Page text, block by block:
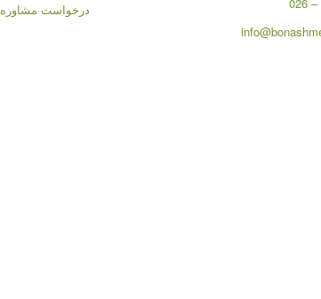
درخواست مشاوره